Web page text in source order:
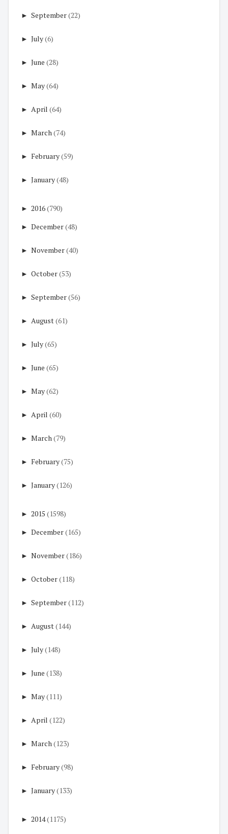
► September(22)
► July(6)
► June (28)
► May(64)
► April (64)
► March (74)
► February(59)
► January(48)
► 2016(790)
► December(48)
► November(40)
► October(53)
► September(56)
► August(61)
► July(65)
► June (65)
► May(62)
► April (60)
► March (79)
► February(75)
► January(126)
► 2015 (1598)
► December(165)
► November(186)
► October(118)
► September(112)
► August(144)
► July(148)
► June (138)
► May(111)
► April (122)
► March (123)
► February(98)
► January(133)
► 2014(1175)